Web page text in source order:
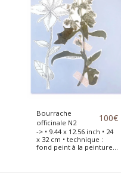
Bourrache
officinale N2
100€
-> • 9.44 x 12.56 inch • 24
x 32 cm • technique :
fond peint à la peinture